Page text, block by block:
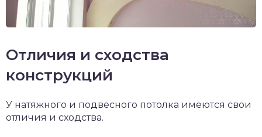
Отличия и сходства
конструкций
У натяжного и подвесного потолка имеются свои
отличия и сходства.